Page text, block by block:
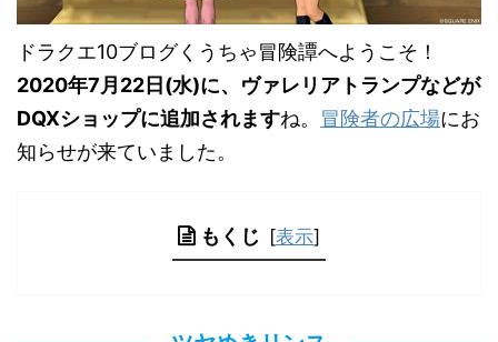
ドラクエ10ブログくうちゃ冒険譚へようこそ！
2020年7月22日(水)に、ヴァレリアトランプなどが
DQXショップに追加されますね。 冒険者の広場にお
知らせが来ていました。
もくじ [表示]